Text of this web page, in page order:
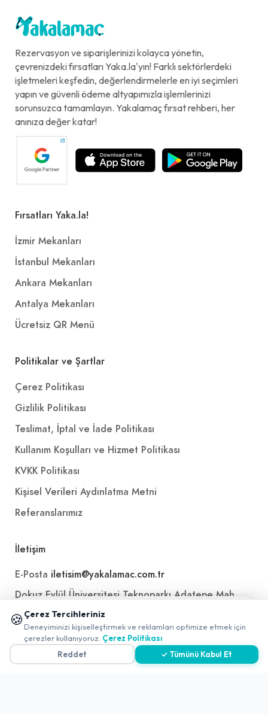
Rezervasyon ve siparişlerinizi kolayca yönetin,
çevrenizdeki fırsatları Yaka.la'yın! Farklı sektörlerdeki
işletmeleri keşfedin, değerlendirmelerle en iyi seçimleri
yapın ve güvenli ödeme altyapımızla işlemlerinizi
sorunsuzca tamamlayın. Yakalamaç fırsat rehberi, her
anınıza değer katar!
Fırsatları Yaka.la!
İzmir Mekanları
İstanbul Mekanları
Ankara Mekanları
Antalya Mekanları
Ücretsiz QR Menü
Politikalar ve Şartlar
Çerez Politikası
Gizlilik Politikası
Teslimat, İptal ve İade Politikası
Kullanım Koşulları ve Hizmet Politikası
KVKK Politikası
Kişisel Verileri Aydınlatma Metni
Referanslarımız
İletişim
E-Posta iletisim@yakalamac.com.tr
Dokuz Eylül Üniversitesi Teknoparkı Adatepe Mah.
Doğuş Cad. No:207 Z İç Kapı No:1 Buca/İzmir
🍪 Çerez Tercihleriniz
Deneyiminizi kişiselleştirmek ve reklamları optimize etmek için
çerezler kullanıyoruz. Çerez Politikası
Reddet
✓ Tümünü Kabul Et
📱 Mobil uygulamamızı keşfedin!
✖